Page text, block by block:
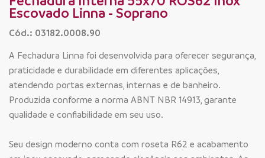
Escovado Linna - Soprano
Cód.: 03182.0008.90
A Fechadura Linna foi desenvolvida para oferecer segurança,
praticidade e durabilidade em diferentes aplicações,
atendendo portas externas, internas e de banheiro.
Produzida conforme a norma ABNT NBR 14913, garante
qualidade e confiabilidade em seu uso.
Seu design moderno conta com roseta R62 e acabamento